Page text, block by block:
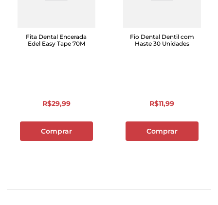
Fita Dental Encerada
Edel Easy Tape 70M
R$29,99
Comprar
Fio Dental Dentil com
Haste 30 Unidades
R$11,99
Comprar